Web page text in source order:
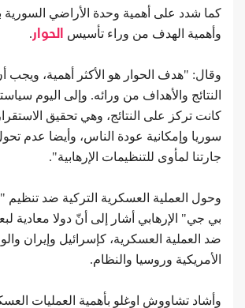
كما شدد على أهمية وحدة الأراضي السورية
وأهمية الهدف من وراء تأسيس
الحوار.
وقال: "هدف الحوار هو الأكثر أهمية، ويجب
النتائج والأهداف من ورائه. وإلى اليوم
كانت تركز على النتائج، وهي تحقيق
سوريا وإمكانية عودة الناس، وأيضا عدم
جارتنا لمأوى للتنظيمات الإرهابية".
وحول العملية العسكرية التركية ضد
بي جي" الإرهابي أشار إلى أنّ دولا معادية
ضد العملية العسكرية، كإسرائيل وإيران
الأمريكية وروسيا والنظام.
وأشاد تشاووش اوغلو بأهمية العمليات